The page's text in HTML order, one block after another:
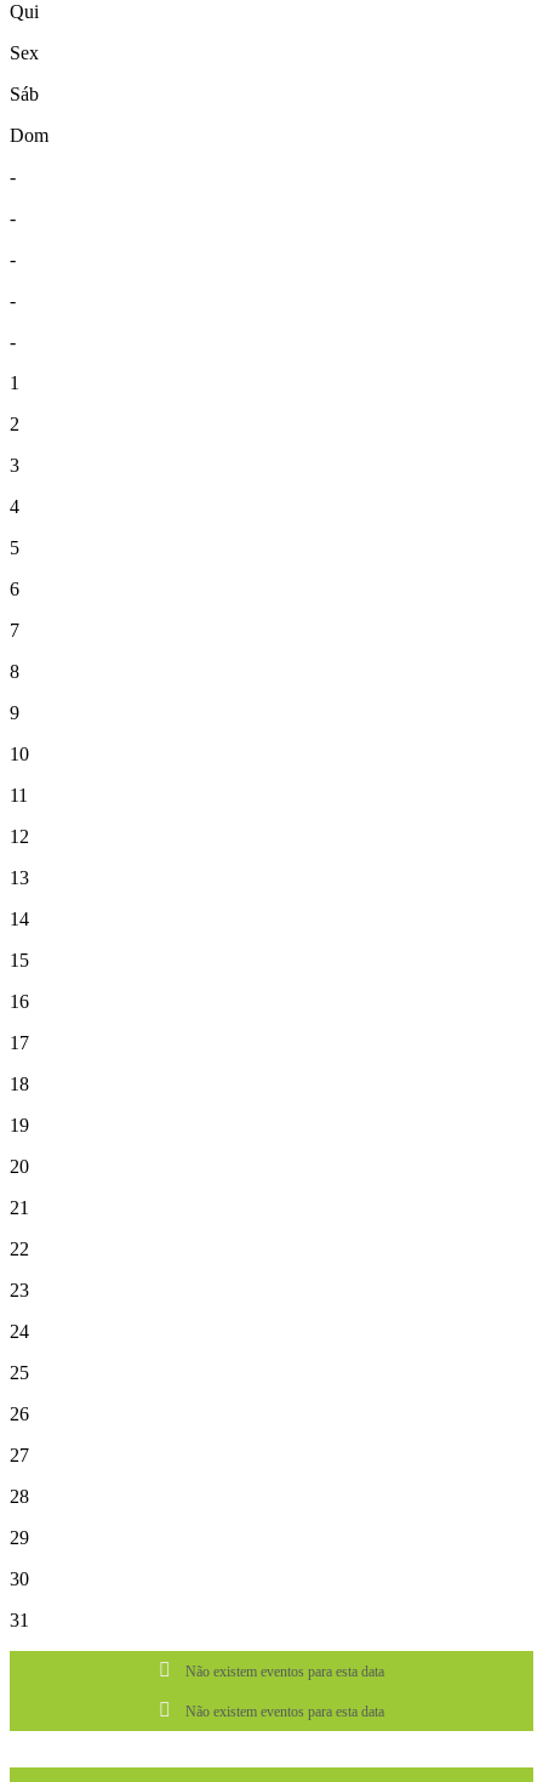
Qui
Sex
Sáb
Dom
-
-
-
-
-
1
2
3
4
5
6
7
8
9
10
11
12
13
14
15
16
17
18
19
20
21
22
23
24
25
26
27
28
29
30
31
Não existem eventos para esta data
Não existem eventos para esta data